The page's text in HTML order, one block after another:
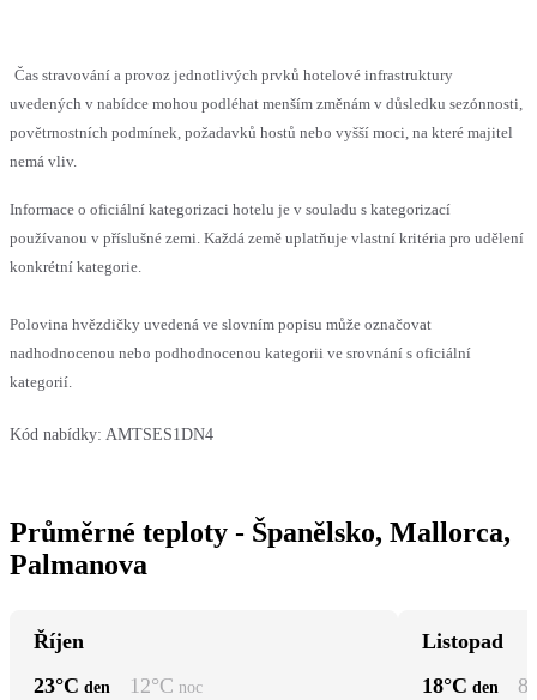
Čas stravování a provoz jednotlivých prvků hotelové infrastruktury
uvedených v nabídce mohou podléhat menším změnám v důsledku sezónnosti,
povětrnostních podmínek, požadavků hostů nebo vyšší moci, na které majitel
nemá vliv.
Informace o oficiální kategorizaci hotelu je v souladu s kategorizací
používanou v příslušné zemi. Každá země uplatňuje vlastní kritéria pro udělení
konkrétní kategorie.
Polovina hvězdičky uvedená ve slovním popisu může označovat
nadhodnocenou nebo podhodnocenou kategorii ve srovnání s oficiální
kategorií.
Kód nabídky: AMTSES1DN4
Průměrné teploty - Španělsko, Mallorca,
Palmanova
Říjen
23°C den 12°C noc
Listopad
18°C den 8